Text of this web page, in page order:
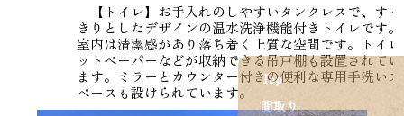
Top
間取り
【トイレ】お手入れのしやすいタンクレスで、すっ
きりとしたデザインの温水洗浄機能付きトイレです。
室内は清潔感があり落ち着く上質な空間です。トイレ
ットペーパーなどが収納できる吊戸棚も設置されてい
ます。ミラーとカウンター付きの便利な専用手洗いス
ペースも設けられています。